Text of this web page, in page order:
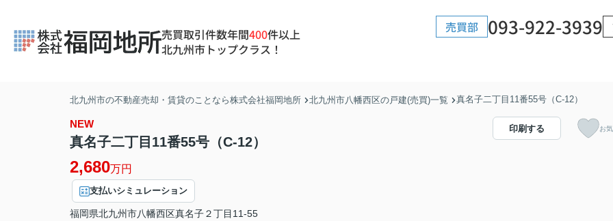
売買取引件数年間400件以上
北九州市トップクラス！
売買部 093-922-3939
北九州市の不動産売却・賃貸のことなら株式会社福岡地所 北九州市八幡西区の戸建(売買)一覧 真名子二丁目11番55号（C-12）
NEW
真名子二丁目11番55号（C-12）
2,680万円
支払いシミュレーション
福岡県北九州市八幡西区真名子２丁目11-55
印刷する お